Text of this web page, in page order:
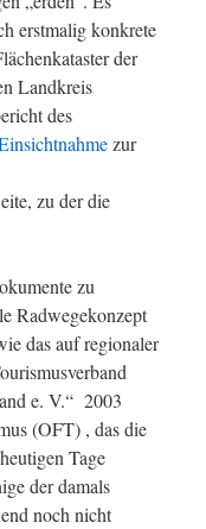
erstmalig konkrete
der
Landkreis
des
zur
zu der die
zu
Radwegekonzept
das auf regionaler
e. V.“ 2003
(OFT) , das die
Tage
der damals
noch nicht